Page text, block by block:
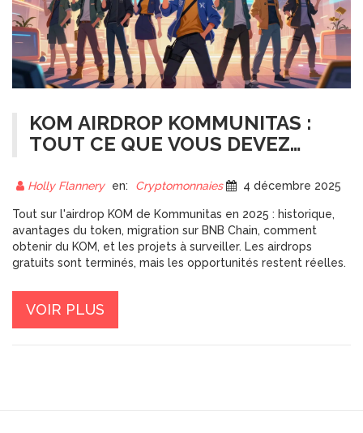
KOM AIRDROP KOMMUNITAS :
TOUT CE QUE VOUS DEVEZ
RÉCOMPENSES, LES ÉTAPES ET
LES MISES À JOUR 2025
Holly Flannery en: Cryptomonnaies 4 décembre 2025
Tout sur l'airdrop KOM de Kommunitas en 2025 : historique,
avantages du token, migration sur BNB Chain, comment
obtenir du KOM, et les projets à surveiller. Les airdrops
gratuits sont terminés, mais les opportunités restent réelles.
VOIR PLUS